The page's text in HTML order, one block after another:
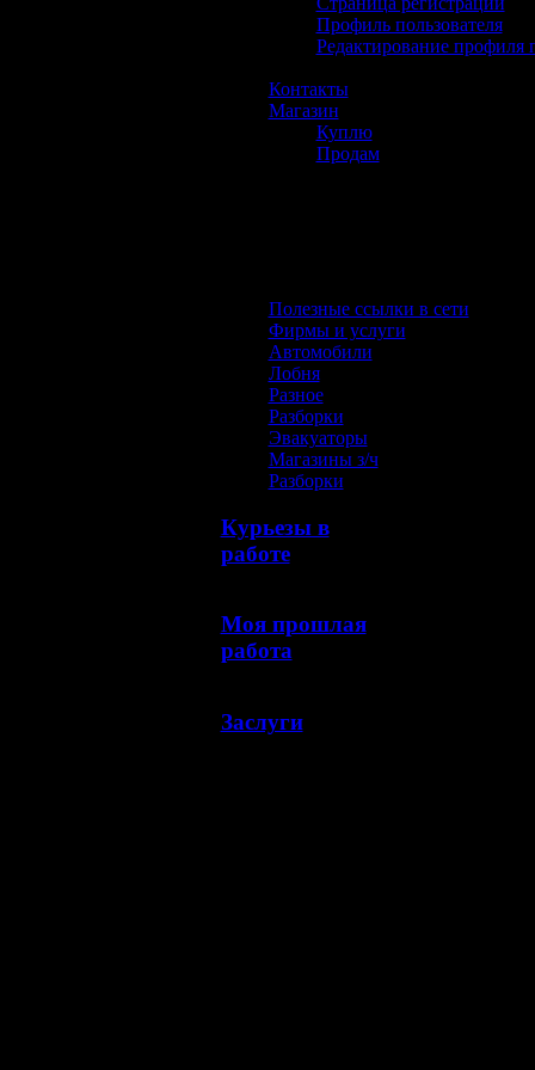
Профиль пользователя
Редактирование профиля
Контакты
Магазин
Куплю
Продам
Полезные ссылки в сети
Фирмы и услуги
Автомобили
Лобня
Разное
Разборки
Эвакуаторы
Магазины з/ч
Разборки
Курьезы в
работе
Моя прошлая
работа
Заслуги